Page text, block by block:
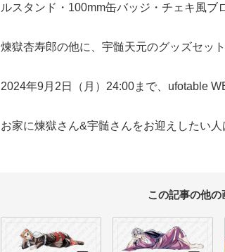
ルスタンド・100mm缶バッジ・チェキ風ブ
煉獄杏寿郎の他に、宇髄天元のグッズセッ
2024年9月2日（月）24:00まで、ufotable
お家に煉獄さん&宇髄さんをお迎えしたい
この記事の他の